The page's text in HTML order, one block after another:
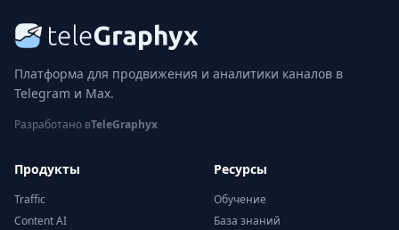
Платформа для продвижения и аналитики каналов в
Telegram и Max.
Разработано вTeleGraphyx
Продукты
Traffic
Content AI
Ресурсы
Обучение
База знаний